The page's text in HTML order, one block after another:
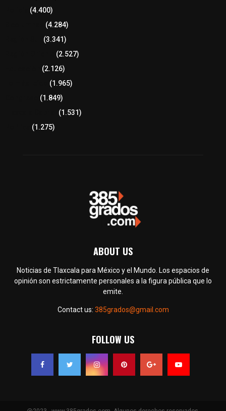
(4.400)
(4.284)
(3.341)
(2.527)
(2.126)
(1.965)
(1.849)
(1.531)
(1.275)
ABOUT US
Noticias de Tlaxcala para México y el Mundo. Los espacios de
opinión son estrictamente personales a la figura pública que lo
emite.
Contact us: 385grados@gmail.com
FOLLOW US